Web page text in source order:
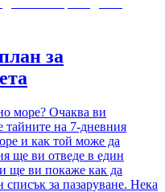
за
море? Очаква ви
тайните на 7-дневния
и как той може да
ще ви отведе в един
ще ви покаже как да
списък за пазаруване. Нека